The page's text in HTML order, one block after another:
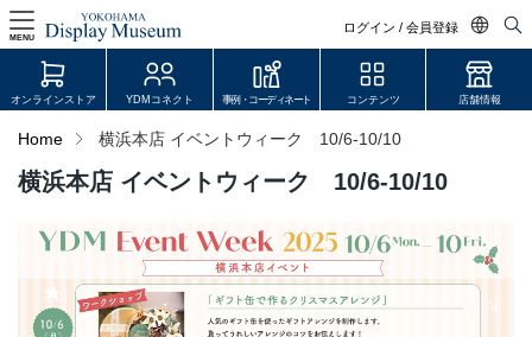
ログイン / 会員登録
日本語
MENU
ログイン・会員登録
オンラインストア
YDM Connect
オンラインストア YDMコネクト 事例・コーディネート コンテンツ 店舗情報
Home 横浜本店 イベントウィーク 10/6-10/10
横浜本店 イベントウィーク 10/6-10/10